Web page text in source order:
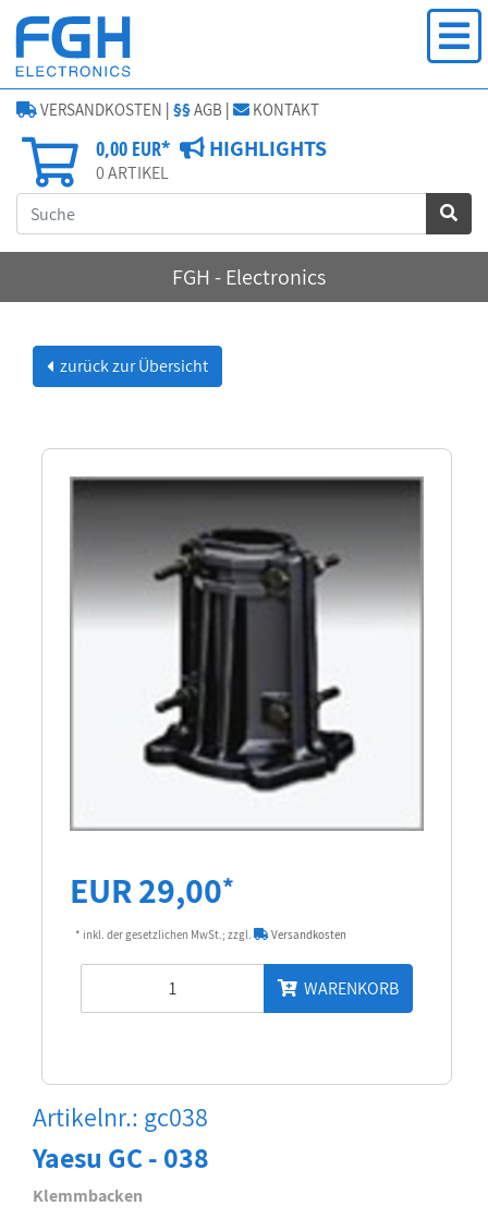
VERSANDKOSTEN | §§AGB | KONTAKT
0,00 EUR*
0ARTIKEL
HIGHLIGHTS
FGH - Electronics
zurück zur Übersicht
EUR 29,00*
* inkl. der gesetzlichen MwSt.; zzgl. Versandkosten
WARENKORB
Artikelnr.: gc038
Yaesu GC - 038
Klemmbacken